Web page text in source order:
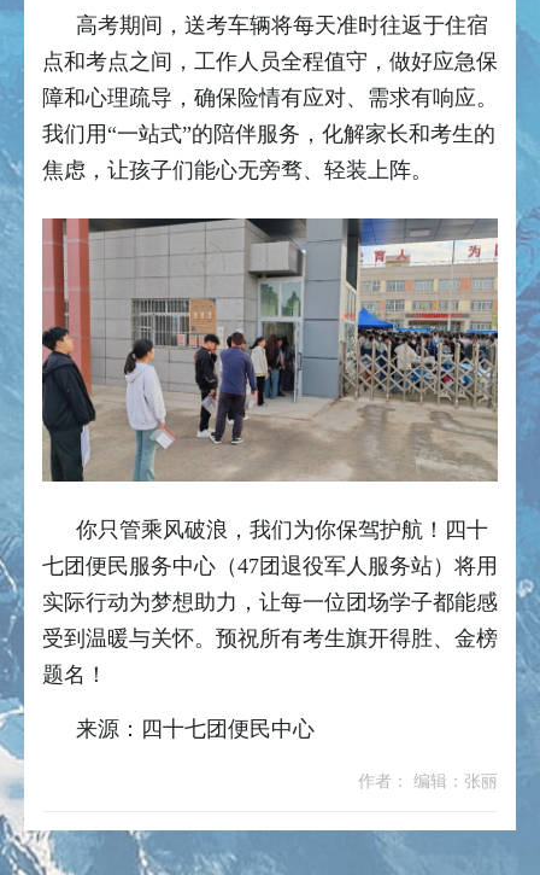
高考期间，送考车辆将每天准时往返于住宿
点和考点之间，工作人员全程值守，做好应急保
障和心理疏导，确保险情有应对、需求有响应。
我们用“一站式”的陪伴服务，化解家长和考生的
焦虑，让孩子们能心无旁骛、轻装上阵。
你只管乘风破浪，我们为你保驾护航！四十
七团便民服务中心（47团退役军人服务站）将用
实际行动为梦想助力，让每一位团场学子都能感
受到温暖与关怀。预祝所有考生旗开得胜、金榜
题名！
来源：四十七团便民中心
作者： 编辑：张丽